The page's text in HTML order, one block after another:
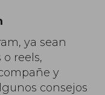
ya sean
reels,
y
consejos